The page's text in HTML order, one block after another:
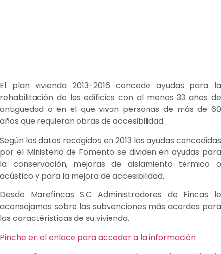
El plan vivienda 2013-2016 concede ayudas para la
rehabilitación de los edificios con al menos 33 años de
antiguedad o en el que vivan personas de más de 60
años que requieran obras de accesibilidad.
Según los datos recogidos en 2013 las ayudas concedidas
por el Ministerio de Fomento se dividen en ayudas para
la conservación, mejoras de aislamiento térmico o
acústico y para la mejora de accesibilidad.
Desde Marefincas S.C Administradores de Fincas le
aconsejamos sobre las subvenciones más acordes para
las caractéristicas de su vivienda.
Pinche en el enlace para acceder a la información